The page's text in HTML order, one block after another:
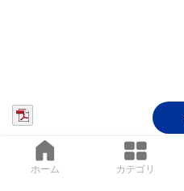
ホーム カテゴリ